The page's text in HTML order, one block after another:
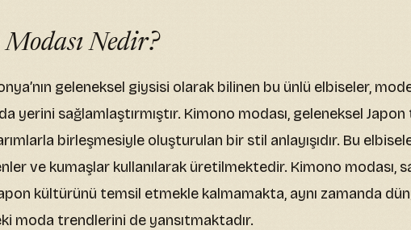
Nedir?
geleneksel giysisi olarak bilinen bu ünlü elbiseler,
yerini sağlamlaştırmıştır. Kimono modası, geleneksel Japon
birleşmesiyle oluşturulan bir stil anlayışıdır. Bu
ve kumaşlar kullanılarak üretilmektedir. Kimono modası,
kültürünü temsil etmekle kalmamakta, aynı zamanda
moda trendlerini de yansıtmaktadır.